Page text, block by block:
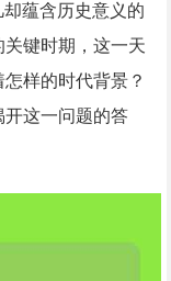
蕴含历史意义的
键时期，这一天
样的时代背景？
这一问题的答